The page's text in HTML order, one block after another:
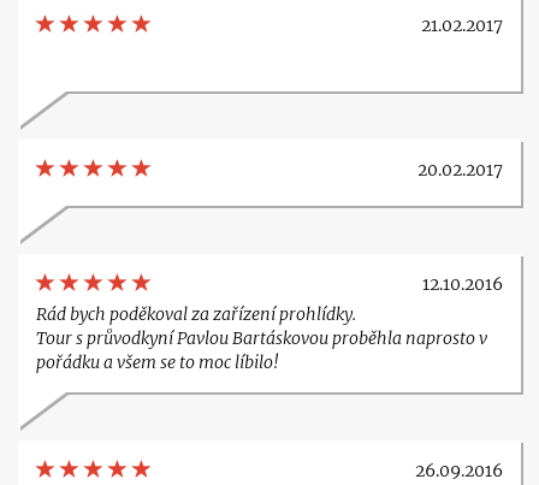
21.02.2017
20.02.2017
12.10.2016
Rád bych poděkoval za zařízení prohlídky.
Tour s průvodkyní Pavlou Bartáskovou proběhla naprosto v
pořádku a všem se to moc líbilo!
26.09.2016